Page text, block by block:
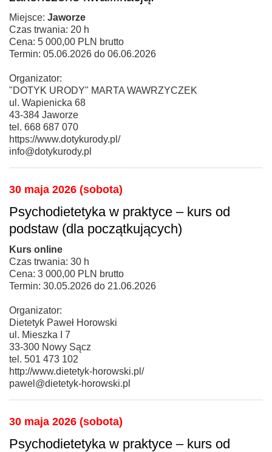
Miejsce: Jaworze
Czas trwania: 20 h
Cena: 5 000,00 PLN brutto
Termin: 05.06.2026 do 06.06.2026
Organizator:
"DOTYK URODY" MARTA WAWRZYCZEK
ul. Wapienicka 68
43-384 Jaworze
tel. 668 687 070
https://www.dotykurody.pl/
info@dotykurody.pl
30 maja 2026 (sobota)
Psychodietetyka w praktyce – kurs od
podstaw (dla początkujących)
Kurs online
Czas trwania: 30 h
Cena: 3 000,00 PLN brutto
Termin: 30.05.2026 do 21.06.2026
Organizator:
Dietetyk Paweł Horowski
ul. Mieszka I 7
33-300 Nowy Sącz
tel. 501 473 102
http://www.dietetyk-horowski.pl/
pawel@dietetyk-horowski.pl
30 maja 2026 (sobota)
Psychodietetyka w praktyce – kurs od